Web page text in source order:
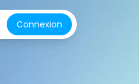
Connexion